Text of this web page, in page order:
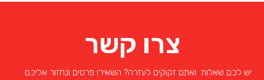
צרו קשר
יש לכם שאלות ואתם זקוקים לעזרה? השאירו פרטים ונחזור אליכם